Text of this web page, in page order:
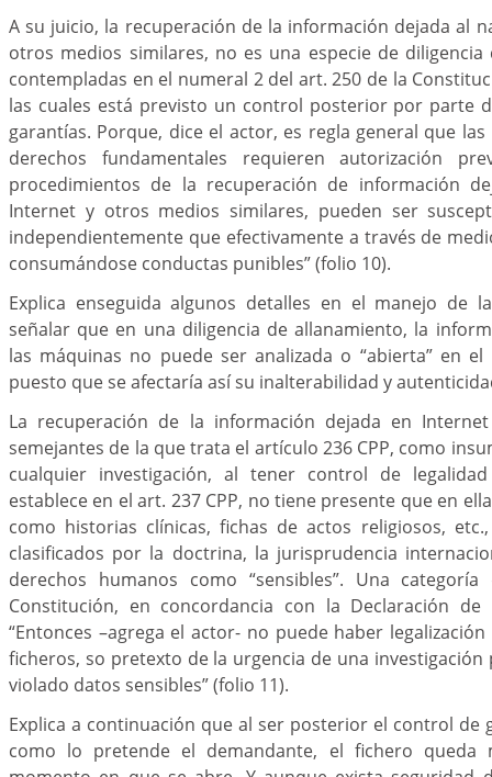
A su juicio, la recuperación de la información dejada al
otros medios similares, no es una especie de
contempladas en el numeral 2 del art. 250 de la
las cuales está previsto un control posterior por parte
garantías. Porque, dice el actor, es regla general que
derechos fundamentales requieren autorización
procedimientos de la recuperación de información
Internet y otros medios similares, pueden ser
independientemente que efectivamente a través de
consumándose conductas punibles” (folio 10).
Explica enseguida algunos detalles en el manejo de
señalar que en una diligencia de allanamiento, la
las máquinas no puede ser analizada o “abierta” en
puesto que se afectaría así su inalterabilidad y
La recuperación de la información dejada en
semejantes de la que trata el artículo 236 CPP, como
cualquier investigación, al tener control de
establece en el art. 237 CPP, no tiene presente que en
como historias clínicas, fichas de actos religiosos,
clasificados por la doctrina, la jurisprudencia
derechos humanos como “sensibles”. Una
Constitución, en concordancia con la Declaración de
“Entonces –agrega el actor- no puede haber
ficheros, so pretexto de la urgencia de una investigación
violado datos sensibles” (folio 11).
Explica a continuación que al ser posterior el control de
como lo pretende el demandante, el fichero queda